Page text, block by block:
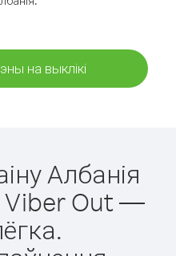
на выклікі
Албанія
Viber Out —